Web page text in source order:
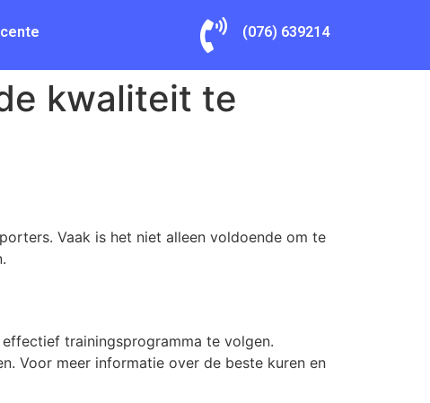
(076) 639214
kwaliteit te
Vaak is het niet alleen voldoende om te
trainingsprogramma te volgen.
Voor meer informatie over de beste kuren en